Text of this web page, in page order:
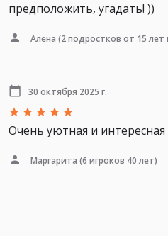
предположить, угадать! ))
Алена (2 подростков от 15 лет
30 октября 2025 г.
Очень уютная и интересная
Маргарита (6 игроков 40 лет)